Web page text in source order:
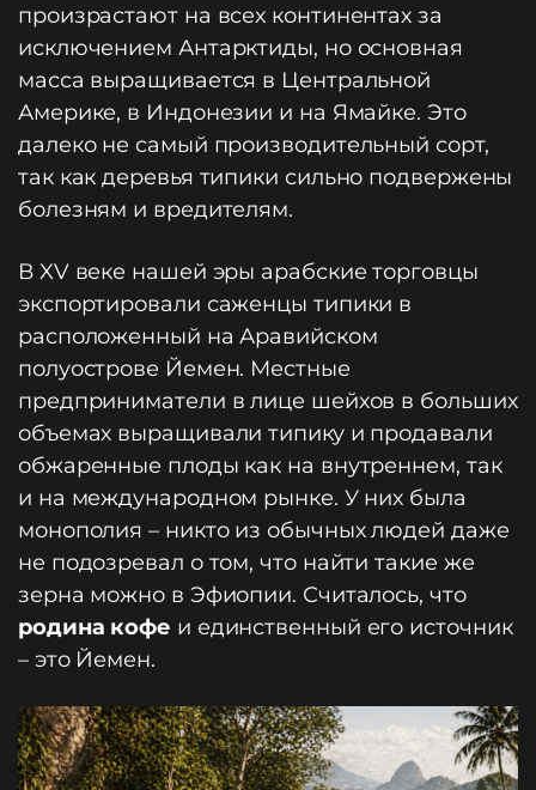
произрастают на всех континентах за
исключением Антарктиды, но основная
масса выращивается в Центральной
Америке, в Индонезии и на Ямайке. Это
далеко не самый производительный сорт,
так как деревья типики сильно подвержены
болезням и вредителям.
В XV веке нашей эры арабские торговцы
экспортировали саженцы типики в
расположенный на Аравийском
полуострове Йемен. Местные
предприниматели в лице шейхов в больших
объемах выращивали типику и продавали
обжаренные плоды как на внутреннем, так
и на международном рынке. У них была
монополия – никто из обычных людей даже
не подозревал о том, что найти такие же
зерна можно в Эфиопии. Считалось, что
родина кофе и единственный его источник
– это Йемен.